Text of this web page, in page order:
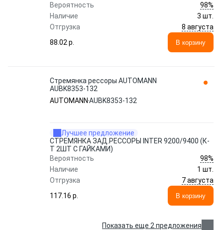
Вероятность
98%
Наличие
3 шт.
Отгрузка
8 августа
88.02 p.
В корзину
Стремянка рессоры AUTOMANN
AUBK8353-132
AUTOMANN AUBK8353-132
Лучшее предложение
СТРЕМЯНКА ЗАД.РЕССОРЫ INTER 9200/9400 (К-
Т 2ШТ С ГАЙКАМИ)
Вероятность
98%
Наличие
1 шт.
Отгрузка
7 августа
117.16 p.
В корзину
Показать еще 2 предложения